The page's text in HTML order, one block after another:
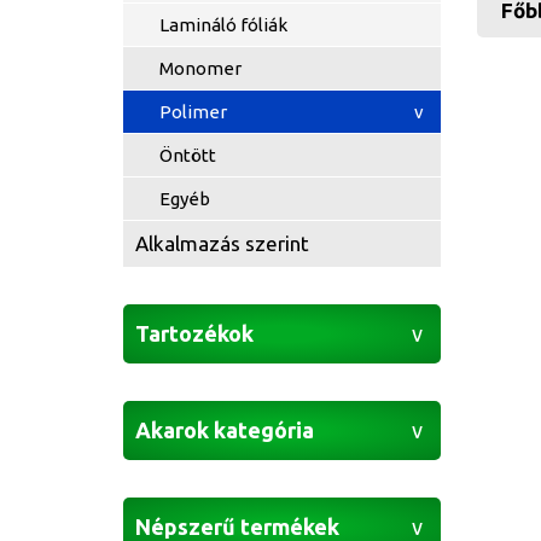
Lamináló fóliák
Monomer
Polimer
Öntött
Egyéb
Alkalmazás szerint
Tartozékok
Akarok kategória
Népszerű termékek